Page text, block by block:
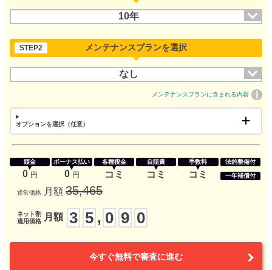
10年
STEP2 メンテナンスプランを選択
なし
メンテナンスプランに含まれる内容
オプションを選択（任意）
頭金
0 円
ボーナス払い
0 円
各種税金
コミ
自賠責
コミ
手数料
コミ
法的整備付
一年補償付
通常価格 月額 35,465
ネット割
適用価格
月額 3 5 , 0 9 0
今すぐ無料で審査に進む